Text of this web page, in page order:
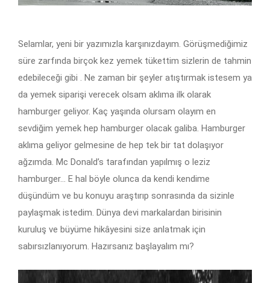
Selamlar, yeni bir yazımızla karşınızdayım. Görüşmediğimiz
süre zarfında birçok kez yemek tükettim sizlerin de tahmin
edebileceği gibi . Ne zaman bir şeyler atıştırmak istesem ya
da yemek siparişi verecek olsam aklıma ilk olarak
hamburger geliyor. Kaç yaşında olursam olayım en
sevdiğim yemek hep hamburger olacak galiba. Hamburger
aklıma geliyor gelmesine de hep tek bir tat dolaşıyor
ağzımda. Mc Donald’s tarafından yapılmış o leziz
hamburger… E hal böyle olunca da kendi kendime
düşündüm ve bu konuyu araştırıp sonrasında da sizinle
paylaşmak istedim. Dünya devi markalardan birisinin
kuruluş ve büyüme hikâyesini size anlatmak için
sabırsızlanıyorum. Hazırsanız başlayalım mı?